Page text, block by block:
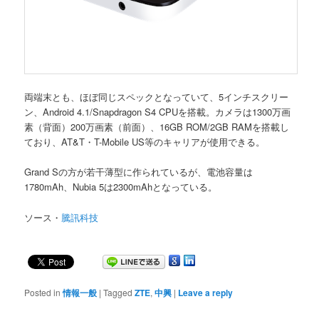
両端末とも、ほぼ同じスペックとなっていて、5インチスクリー
ン、Android 4.1/Snapdragon S4 CPUを搭載。カメラは1300万画
素（背面）200万画素（前面）、16GB ROM/2GB RAMを搭載し
ており、AT&T・T-Mobile US等のキャリアが使用できる。
Grand Sの方が若干薄型に作られているが、電池容量は
1780mAh、Nubia 5は2300mAhとなっている。
ソース・ 騰訊科技
Posted in 情報一般 |Tagged ZTE,中興 | Leave a reply